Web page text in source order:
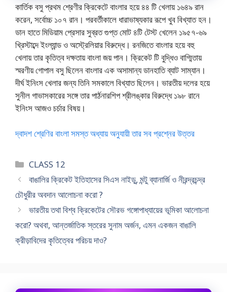
কার্তিক বসু প্রথম শ্রেণীর ক্রিকেটে বাংলার হয়ে ৪৪ টি খেলায় ১৬৪৯ রান
করেন, সর্বোচ্চ ১০৭ রান। পরবর্তীকালে ধারাভাষ্যকার রূপে খুব বিখ্যাত হন।
ডান হাতে মিডিয়াম প্রেসার সুব্রত গুপ্ত মোট ৪টি টেস্ট খেলেন ১৯৫৭-৬৯
খ্রিস্টাব্দে ইংল্যান্ড ও অস্ট্রেলিয়ার বিরুদ্ধে। রনজিতে বাংলার হয়ে বহু
খেলায় তার কৃতিত্ব দক্ষতায় বাংলা জয় পান। ক্রিকেট টি বুদ্ধিও বাগ্মিতায়
স্মরণীয় গোপাল বসু ছিলেন বাংলার এক অসামান্য ডানহাতি ব্যাট সাম্যান।
দীর্ঘ ইনিংস খেলার জন্য তিনি সমকালে বিখ্যাত ছিলেন। ভারতীয় দলের হয়ে
সুনীল গাভাসকারের সঙ্গে তার পার্ঠনারশিপ শ্রীলঙ্কার বিরুদ্ধে ১৯৮ রানে
ইনিংস আজও চর্চার বিষয়।
দ্বাদশ শ্রেণির বাংলা সমস্ত অধ্যায় অনুযায়ী তার সব প্রশ্নের উত্তর
Categories
CLASS 12
বাঙালির ক্রিকেট ইতিহাসের সিএস নাইডু, মন্টু ব্যানার্জি ও নীরন্দ্রচন্দ্র
চৌধুরীর অবদান আলোচনা করো ?
ভারতীয় তথা বিশ্ব ক্রিকেটের সৌরভ গঙ্গোপাধ্যায়ের ভূমিকা আলোচনা
করো? অথবা, আন্তর্জাতিক স্তরের সুনাম অর্জন, এমন একজন বাঙালি
ক্রীড়াবিদের কৃতিত্বের পরিচয় দাও?